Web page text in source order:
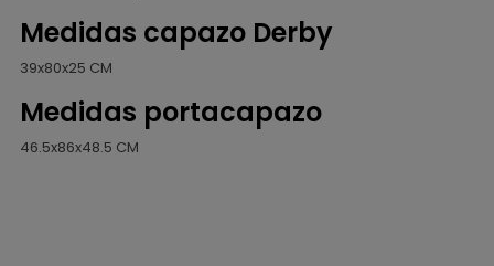
Medidas capazo Derby
39x80x25 CM
Medidas portacapazo
46.5x86x48.5 CM